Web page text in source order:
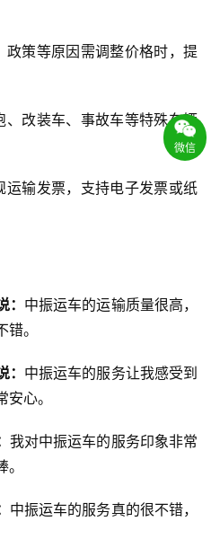
策等原因需调整价格时，提
、改装车、事故车等特殊车辆
运输发票，支持电子发票或纸
中振运车的运输质量很高，
。
中振运车的服务让我感受到
心。
我对中振运车的服务印象非常
中振运车的服务真的很不错，
微信